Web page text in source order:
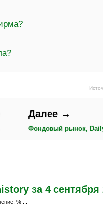
Далее →
Фондовый рынок, Daily
за 4 сентября
% ...